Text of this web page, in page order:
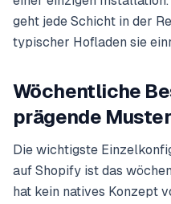
geht jede Schicht in der
typischer Hofladen sie
Wöchentliche
prägende Muster
Die wichtigste
auf Shopify ist das
hat kein natives Konzept